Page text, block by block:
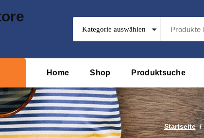
Home Shop Produktsuche
Startseite/